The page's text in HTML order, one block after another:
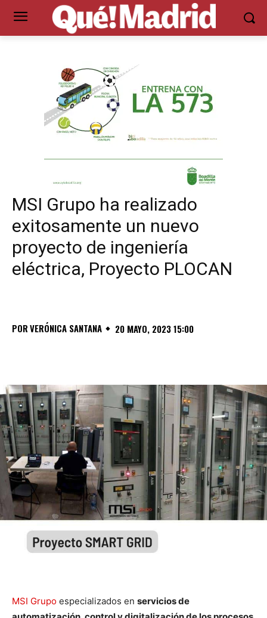
MSI Grupo ha realizado
exitosamente un nuevo
proyecto de ingeniería
eléctrica, Proyecto PLOCAN
PORVERÓNICA SANTANA 20 MAYO, 2023 15:00
MSI Grupo especializados en servicios de